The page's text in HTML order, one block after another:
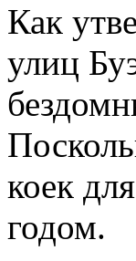
Как
улиц
коек
годом.